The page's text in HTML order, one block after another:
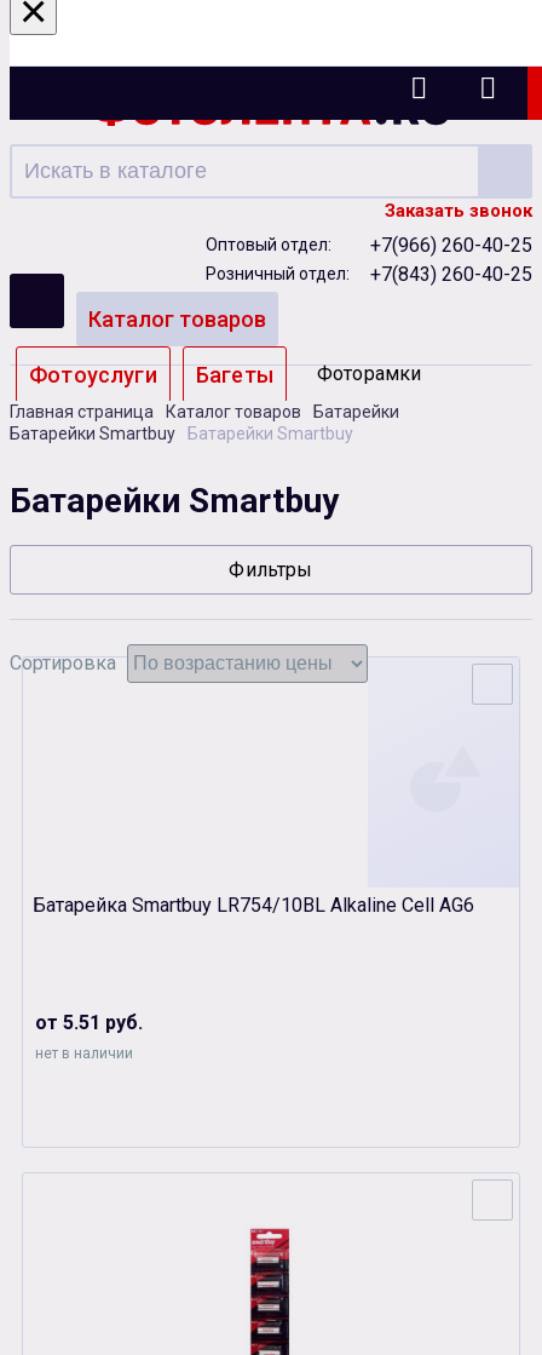
Казань
Заказать звонок
Оптовый отдел: +7(966) 260-40-25
Розничный отдел: +7(843) 260-40-25
Каталог товаров
Фотоуслуги Багеты Фоторамки
Альбомы
Чернила Карты памяти
Сувенирная продукция Зарядные устройства
Аксессуары
Главная страница Каталог товаров
Батарейки
Батарейки Smartbuy
Батарейки Smartbuy
Батарейки Smartbuy
Фильтры
Сортировка
Батарейка Smartbuy LR754/10BL Alkaline Cell AG6
от 5.51 руб.
нет в наличии
×